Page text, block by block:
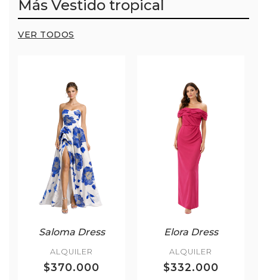
Más Vestido tropical
VER TODOS
Saloma Dress
ALQUILER
$370.000
Elora Dress
ALQUILER
$332.000